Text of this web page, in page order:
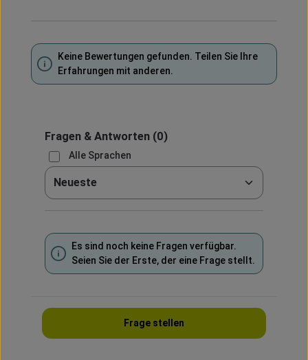
Keine Bewertungen gefunden. Teilen Sie Ihre
Erfahrungen mit anderen.
Fragen & Antworten(0)
Alle Sprachen
Sortieren nach
Es sind noch keine Fragen verfügbar.
Seien Sie der Erste, der eine Frage stellt.
Frage stellen